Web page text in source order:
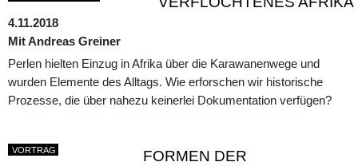
4.11.2018
Mit Andreas Greiner
Perlen hielten Einzug in Afrika über die Karawanenwege und
wurden Elemente des Alltags. Wie erforschen wir historische
Prozesse, die über nahezu keinerlei Dokumentation verfügen?
FORMEN DER
VORTRAG